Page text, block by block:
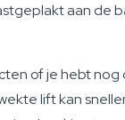
aan de
of je hebt
lift kan